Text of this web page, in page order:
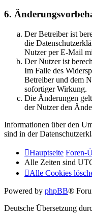
6.
Der Betreiber ist
die
Nutzer per E-Mail
Der Nutzer ist
Im Falle des
Betreiber und dem
sofortiger Wirkung.
Die Änderungen
der Nutzer den
Informationen über den
sind in der
Hauptseite Foren-
Alle Zeiten sind
Alle Cookies
Powered by phpBB®
Deutsche Übersetzung